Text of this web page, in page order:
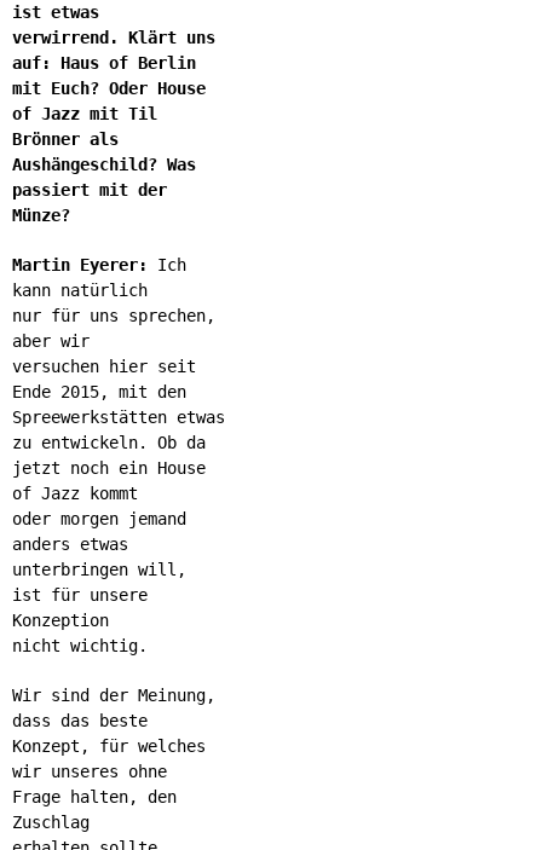
ist etwas
verwirrend. Klärt uns
auf: Haus of Berlin
mit Euch? Oder House
of Jazz mit Til
Brönner als
Aushängeschild? Was
passiert mit der
Münze?
Martin Eyerer:
Ich
kann natürlich
nur für uns sprechen,
aber wir
versuchen hier seit
Ende 2015, mit den
Spreewerkstätten etwas
zu entwickeln. Ob da
jetzt noch ein House
of Jazz kommt
oder morgen jemand
anders etwas
unterbringen will,
ist für unsere
Konzeption
nicht wichtig.
Wir sind der Meinung,
dass das beste
Konzept, für welches
wir unseres ohne
Frage halten, den
Zuschlag